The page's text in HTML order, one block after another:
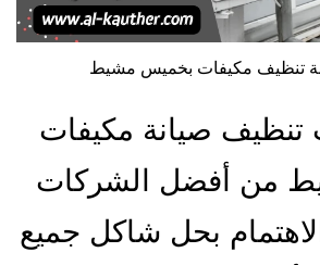
تنظيف مكيفات بخميس مشيط
صيانة مكيفات
من أفضل الشركات
الاهتمام بحل شاكل جميع